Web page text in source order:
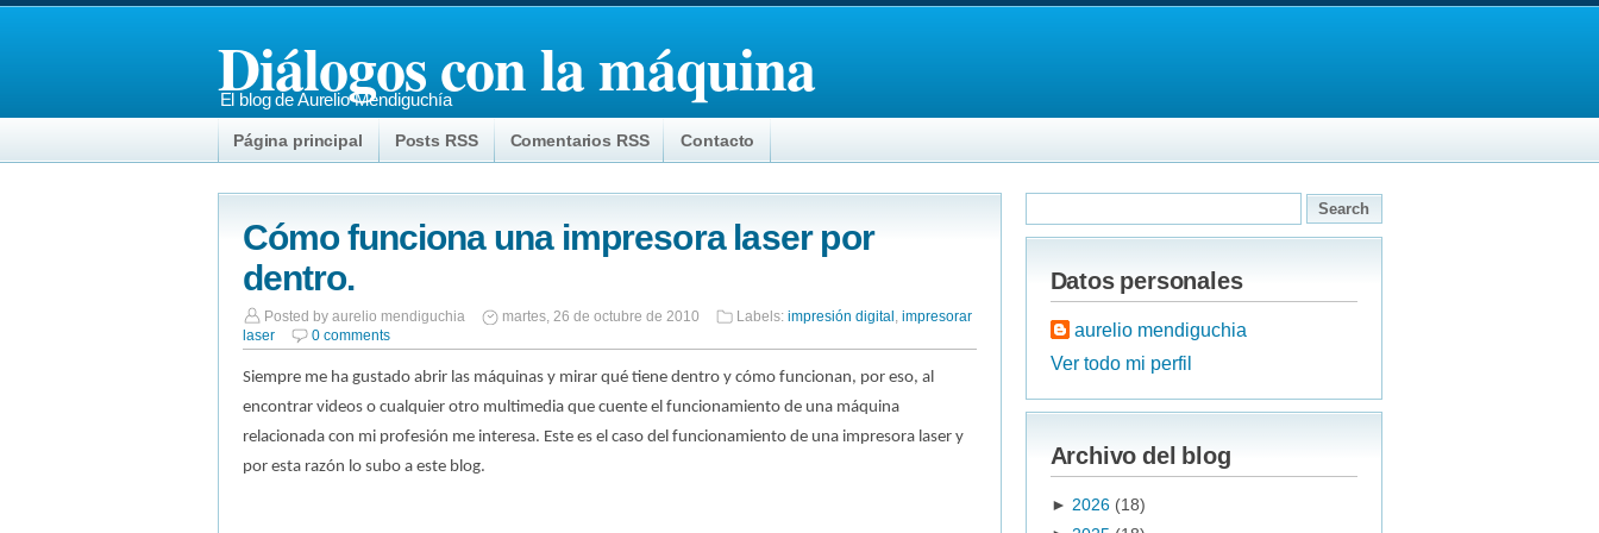
Diálogos con la máquina
El blog de Aurelio Mendiguchía
Página principal Posts RSS Comentarios RSS Contacto
Cómo funciona una impresora laser por
dentro.
Posted by aurelio mendiguchia martes, 26 de octubre de 2010 Labels: impresión digital , impresorar
laser
0 comments
Siempre me ha gustado abrir las máquinas y mirar qué tiene dentro y cómo funcionan, por eso, al
encontrar videos o cualquier otro multimedia que cuente el funcionamiento de una máquina
relacionada con mi profesión me interesa. Este es el caso del funcionamiento de una impresora laser y
por esta razón lo subo a este blog.
Datos personales
aurelio mendiguchia
Ver todo mi perfil
Archivo del blog
► 2026 (18)